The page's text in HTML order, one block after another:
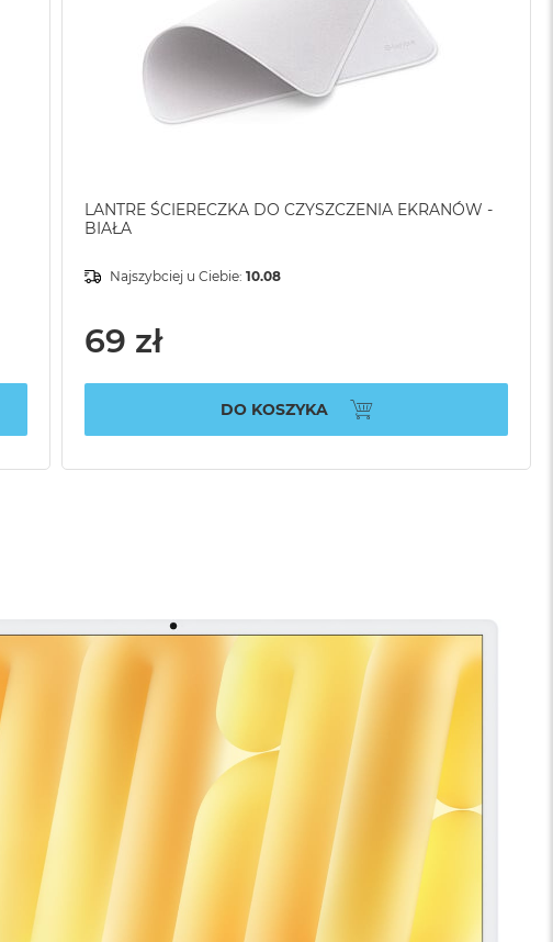
LANTRE ŚCIERECZKA DO CZYSZCZENIA EKRANÓW -
BIAŁA
Najszybciej u Ciebie: 10.08
69 zł
DO KOSZYKA